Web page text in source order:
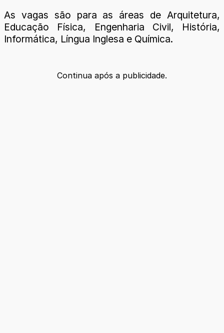
As vagas são para as áreas de Arquitetura,
Educação Física, Engenharia Civil, História,
Informática, Língua Inglesa e Química.
Continua após a publicidade.